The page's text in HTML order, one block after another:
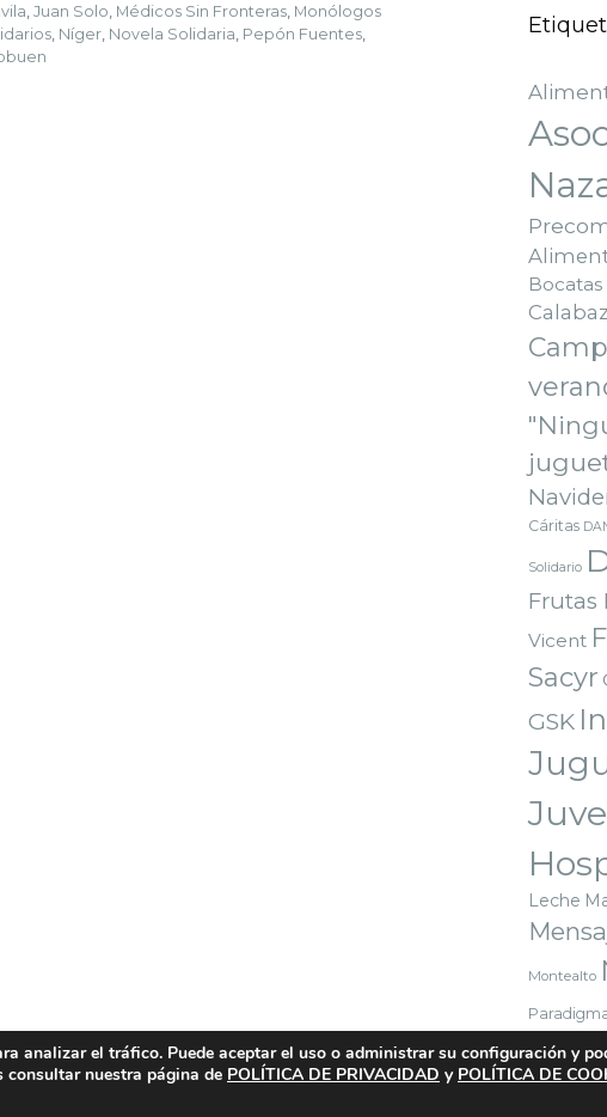
, Juan Solo, Médicos Sin Fronteras, Monólogos
, Níger, Novela Solidaria, Pepón Fuentes,
Bocatas
Cáritas
Solidario
Frutas
Vicent
Sacyr
GSK
Leche
Montealto
Reyes
analizar el tráfico. Puede aceptar el uso o administrar su configuración y
consultar nuestra página de POLÍTICA DE PRIVACIDAD y POLÍTICA DE